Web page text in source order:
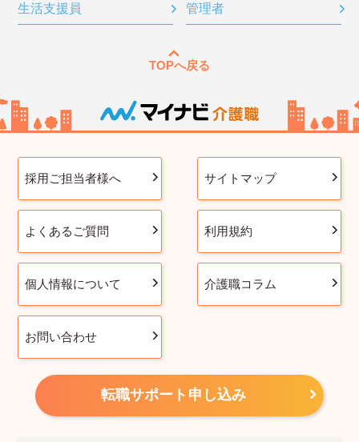
生活支援員 管理者
TOPへ戻る
採用ご担当者様へ サイトマップ
よくあるご質問 利用規約
個人情報について 介護職コラム
お問い合わせ
転職サポート申し込み